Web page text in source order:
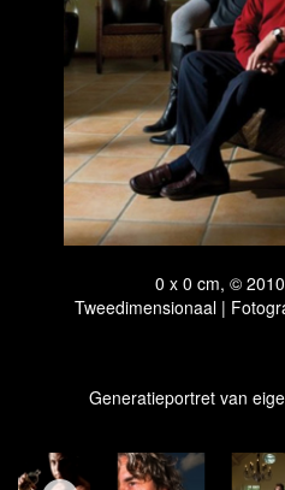
0 x 0 cm, ©
Tweedimensionaal |
Generatieportret van